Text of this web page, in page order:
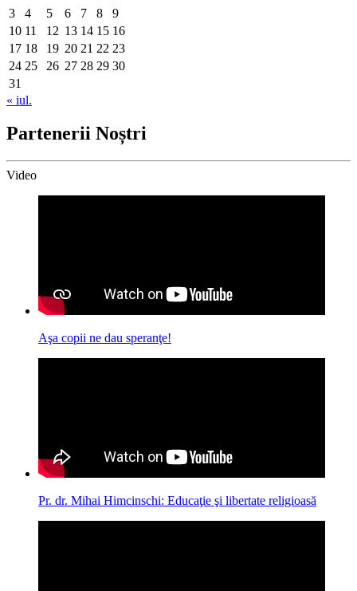
3
4 5 6 7 8
9
10 11 12 13 14 15 16
17 18 19 20 21 22 23
24 25 26 27 28 29 30
31
« iul.
Partenerii Noștri
Video
Aşa copii ne dau speranţe!
Pr. dr. Mihai Himcinschi: Educaţie şi libertate religioasă